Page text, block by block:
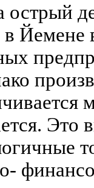
острый
Йемене
Это